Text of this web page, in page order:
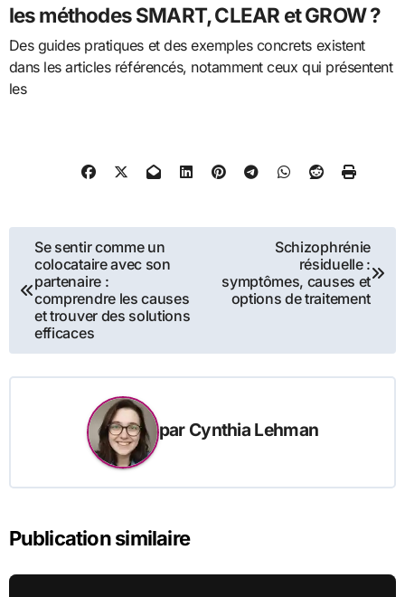
les méthodes SMART, CLEAR et GROW ?
Des guides pratiques et des exemples concrets existent
dans les articles référencés, notamment ceux qui présentent
les
Navigation
l’article
Se sentir comme un
colocataire avec son
partenaire :
comprendre les causes
et trouver des solutions
efficaces
Schizophrénie
résiduelle :
symptômes, causes et
options de traitement
par Cynthia Lehman
Publication similaire